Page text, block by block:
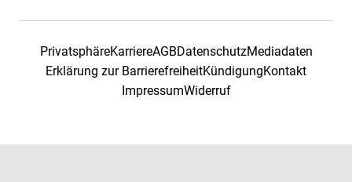
PrivatsphäreKarriereAGBDatenschutzMediadaten
Erklärung zur BarrierefreiheitKündigungKontakt
ImpressumWiderruf